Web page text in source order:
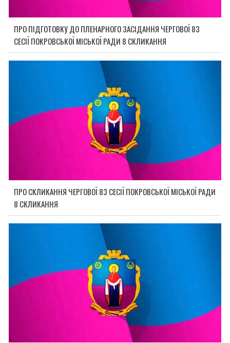
ПРО ПІДГОТОВКУ ДО ПЛЕНАРНОГО ЗАСІДАННЯ ЧЕРГОВОЇ 83
СЕСІЇ ПОКРОВСЬКОЇ МІСЬКОЇ РАДИ 8 СКЛИКАННЯ
ПРО СКЛИКАННЯ ЧЕРГОВОЇ 83 СЕСІЇ ПОКРОВСЬКОЇ МІСЬКОЇ РАДИ
8 СКЛИКАННЯ